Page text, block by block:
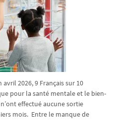
2026, 9 Français sur 10
pour la santé mentale et le bien-
effectué aucune sortie
mois. Entre le manque de